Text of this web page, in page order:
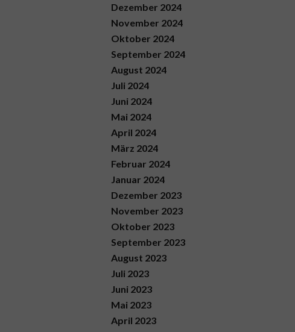
Dezember 2024
November 2024
Oktober 2024
September 2024
August 2024
Juli 2024
Juni 2024
Mai 2024
April 2024
März 2024
Februar 2024
Januar 2024
Dezember 2023
November 2023
Oktober 2023
September 2023
August 2023
Juli 2023
Juni 2023
Mai 2023
April 2023